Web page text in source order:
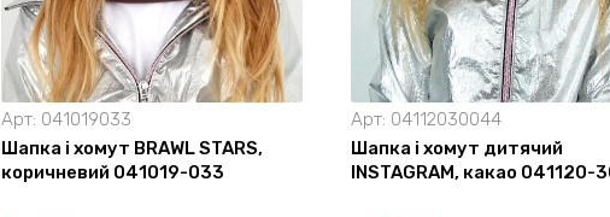
Арт: 041019033
Шапка і хомут BRAWL STARS,
коричневий 041019-033
Арт: 04112030044
Шапка і хомут дитячий
INSTAGRAM, какао 041120-